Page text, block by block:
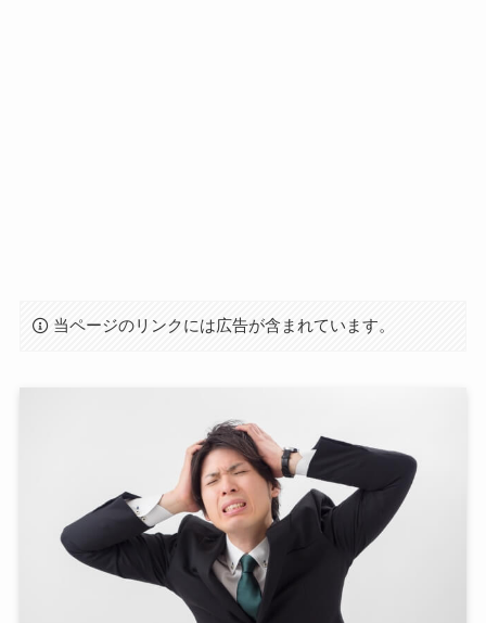
当ページのリンクには広告が含まれています。